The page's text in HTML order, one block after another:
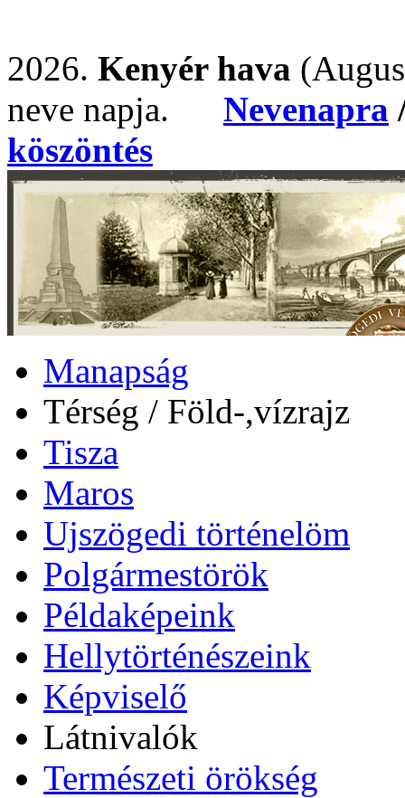
2026. Kenyér hava
neve napja. Nevenapra
köszöntés
Manapság
Térség / Föld-,vízrajz
Tisza
Maros
Ujszögedi történelöm
Polgármestörök
Példaképeink
Hellytörténészeink
Képviselő
Látnivalók
Természeti örökség